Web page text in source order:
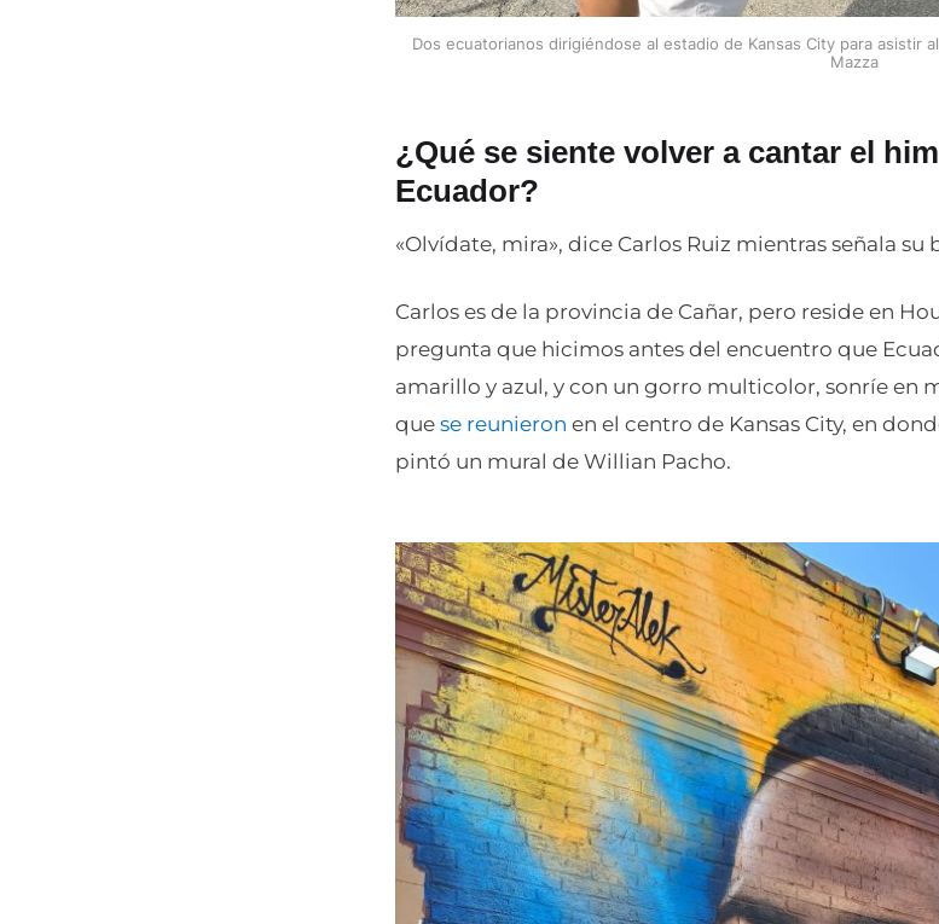
Dos ecuatorianos dirigiéndose al estadio de Kansas City para asistir
Mazza
¿Qué se siente volver a cantar el
Ecuador?
«Olvídate, mira», dice Carlos Ruiz mientras señala su
Carlos es de la provincia de Cañar, pero reside en
pregunta que hicimos antes del encuentro que
amarillo y azul, y con un gorro multicolor, sonríe en
quese reunieron en el centro de Kansas City, en
pintó un mural de Willian Pacho.